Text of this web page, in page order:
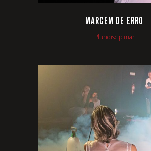
MARGEM DE ERRO
Pluridisciplinar
VIEW